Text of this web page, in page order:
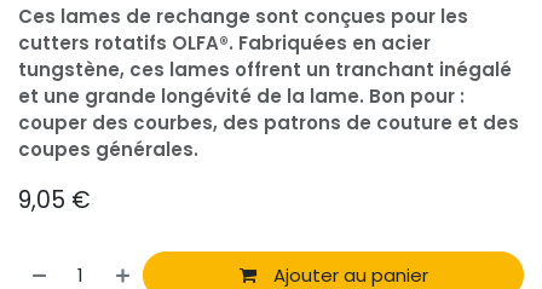
Ces lames de rechange sont conçues pour les
cutters rotatifs OLFA®. Fabriquées en acier
tungstène, ces lames offrent un tranchant inégalé
et une grande longévité de la lame. Bon pour :
couper des courbes, des patrons de couture et des
coupes générales.
9,05 €
Ajouter au panier